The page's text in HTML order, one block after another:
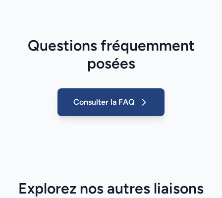
Questions fréquemment
posées
Consulter la FAQ
Explorez nos autres liaisons